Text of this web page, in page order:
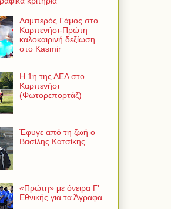
Λαμπερός Γάμος στο
Καρπενήσι-Πρώτη
καλοκαιρινή δεξίωση
στο Kasmir
Η 1η της ΑΕΛ στο
Καρπενήσι
(Φωτορεπορτάζ)
Έφυγε από τη ζωή ο
Βασίλης Κατσίκης
«Πρώτη» με όνειρα Γ'
Εθνικής για τα Άγραφα